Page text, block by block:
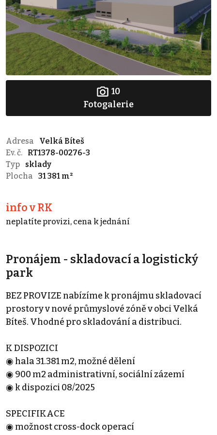
10
Fotogalerie
Adresa
Velká Bíteš
Ev. č.
RT1378-00276-3
Typ
sklady
Plocha
31 381 m²
info v RK
neplatíte provizi, cena k jednání
Pronájem - skladovací a logistický
park
BEZ PROVIZE nabízíme k pronájmu skladovací
prostory v nové průmyslové zóně v obci Velká
Bíteš. Vhodné pro skladování a distribuci.
K DISPOZICI
◉ hala 31.381 m2, možné dělení
◉ 900 m2 administrativní, sociální zázemí
◉ k dispozici 08/2025
SPECIFIKACE
◉ možnost cross-dock operací